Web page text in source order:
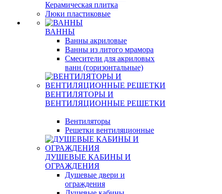
Керамическая плитка
Люки пластиковые
ВАННЫ
Ванны акриловые
Ванны из литого мрамора
Смесители для акриловых
ванн (горизонтальные)
ВЕНТИЛЯТОРЫ И
ВЕНТИЛЯЦИОННЫЕ РЕШЕТКИ
Вентиляторы
Решетки вентиляционные
ДУШЕВЫЕ КАБИНЫ И
ОГРАЖДЕНИЯ
Душевые двери и
ограждения